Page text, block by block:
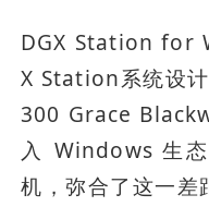
DGX Station for
X Station系统设
300 Grace
入 Windows 生
机，弥合了这一